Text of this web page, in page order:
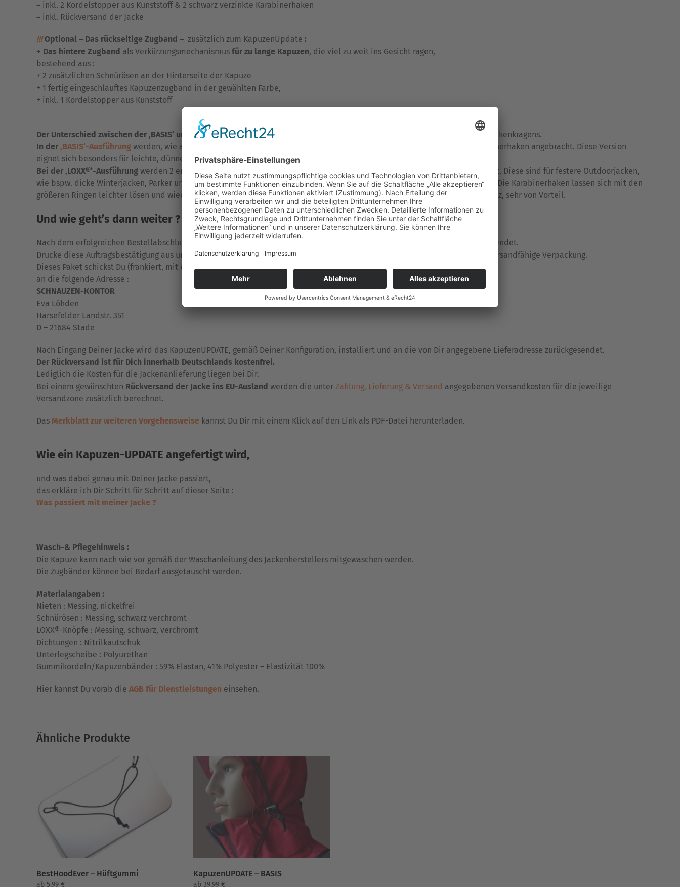
– inkl. 2 Kordelstopper aus Kunststoff & 2 schwarz verzinkte Karabinerhaken
– inkl. Rückversand der Jacke
!!!Optional – Das rückseitige Zugband – zusätzlich zum KapuzenUpdate :
+ Das hintere Zugband als Verkürzungsmechanismus für zu lange Kapuzen, die viel zu weit ins Gesicht ragen,
bestehend aus :
+ 2 zusätzlichen Schnürösen an der Hinterseite der Kapuze
+ 1 fertig eingeschlauftes Kapuzenzugband in der gewählten Farbe,
+ inkl. 1 Kordelstopper aus Kunststoff
Der Unterschied zwischen der ‚BASIS‘ und der ‚LOXX®‘-Versionbesteht in der vorderen Zugbandbefestigung unterhalb des Jackenkragens.
In der ‚BASIS‘-Ausführung werden, wie an der Kapuze selbs,
für die Karabinerhaken angebracht. Diese Version
eignet sich besonders für leichte, dünne Regenjacken.
Bei der ‚LOXX®‘-Ausführung werden 2 entschieden größere LOXX®-Knopf-Oberteile mit größerem Ring
in die Jacke eingesetzt. Diese sind für festere Outdoorjacken,
wie bspw. dicke Winterjacken, Parker und Mäntel zu wählen, die vornehmlich bei extremerer Witterung zum Einsatz kommen. Die Karabinerhaken lassen sich mit den
größeren Ringen leichter lösen und wieder einhaken. Dies ist für die flexible Verwendung, z.B. für den Kragenverluss über Kreuz, sehr von Vorteil.
Und wie geht’s dann weiter ?
Nach dem erfolgreichen Bestellabschluss wird Dir, an die von Dir angegebene E-Mail Adresse, eine Auftragsbestätigung zugesendet.
Drucke diese Auftragsbestätigung aus und lege sie zusammen mit der Jacke, die das Kapuzen-UPDATE erhalten soll, in eine versandfähige Verpackung.
Dieses Paket schickst Du (frankiert, mit einem Versandunternehmen Deiner Wahl)
an die folgende Adresse :
SCHNAUZEN-KONTOR
Eva Löhden
Harsefelder Landstr. 351
D – 21684 Stade
Nach Eingang Deiner Jacke wird das KapuzenUPDATE, gemäß Deiner Konfiguration, installiert und an die von Dir angegebene Lieferadresse zurückgesendet.
Der Rückversand ist für Dich innerhalb Deutschlands kostenfrei.
Lediglich die Kosten für die Jackenanlieferung liegen bei Dir.
Bei einem gewünschten Rückversand der Jacke ins EU-Ausland werden die unter Zahlung, Lieferung & Versand angegebenen Versandkosten für die jeweilige
Versandzone zusätzlich berechnet.
Das Merkblatt zur weiteren Vorgehensweise kannst Du Dir mit einem Klick auf den Link als PDF-Datei herunterladen.
Wie ein Kapuzen-UPDATE angefertigt wird,
und was dabei genau mit Deiner Jacke passiert,
das erkläre ich Dir Schritt für Schritt auf dieser Seite :
Was passiert mit meiner Jacke ?
Wasch-& Pflegehinweis :
Die Kapuze kann nach wie vor gemäß der Waschanleitung des Jackenherstellers mitgewaschen werden.
Die Zugbänder können bei Bedarf ausgetauscht werden.
Materialangaben :
Nieten : Messing, nickelfrei
Schnürösen : Messing, schwarz verchromt
LOXX®-Knöpfe : Messing, schwarz, verchromt
Dichtungen : Nitrilkautschuk
Unterlegscheibe : Polyurethan
Gummikordeln/Kapuzenbänder : 59% Elastan, 41% Polyester – Elastizität 100%
Hier kannst Du vorab die AGB für Dienstleistungen einsehen.
Ähnliche Produkte
BestHoodEver – Hüftgummi
ab 5,99 €
KapuzenUPDATE – BASIS
ab 39,99 €